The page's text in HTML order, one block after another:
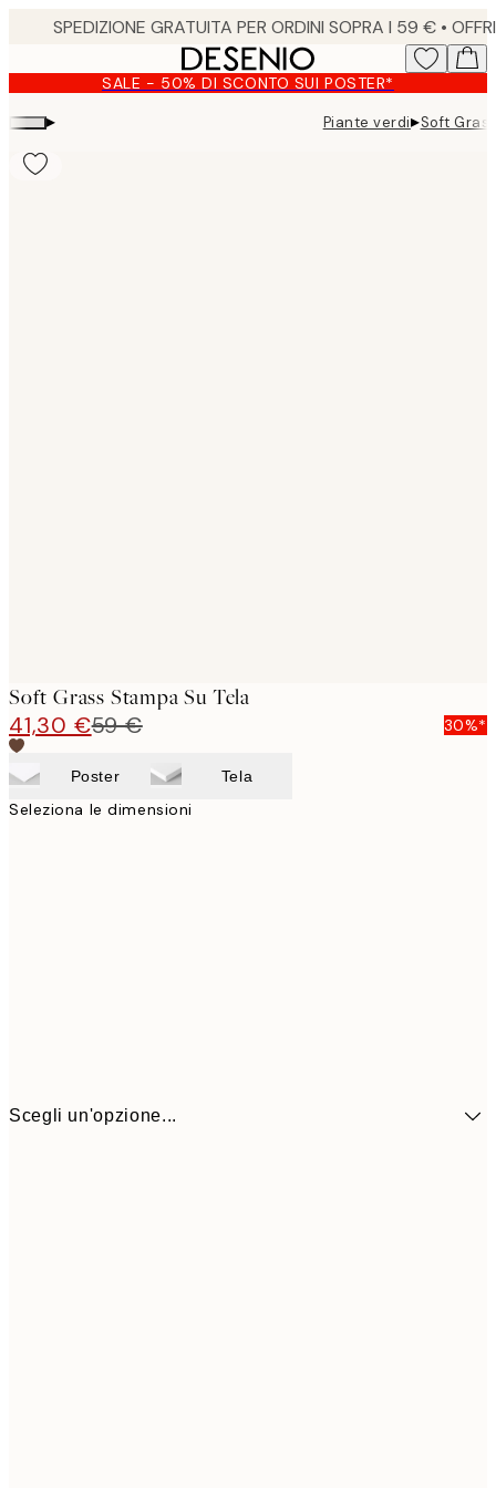
content.
SALE - 50% DI SCONTO SUI POSTER*
▸ Piante verdi▸Soft
Soft Grass Stampa Su Tela
41,30 €59 € 30%*
Poster Tela
Seleziona le dimensioni
Scegli un'opzione...